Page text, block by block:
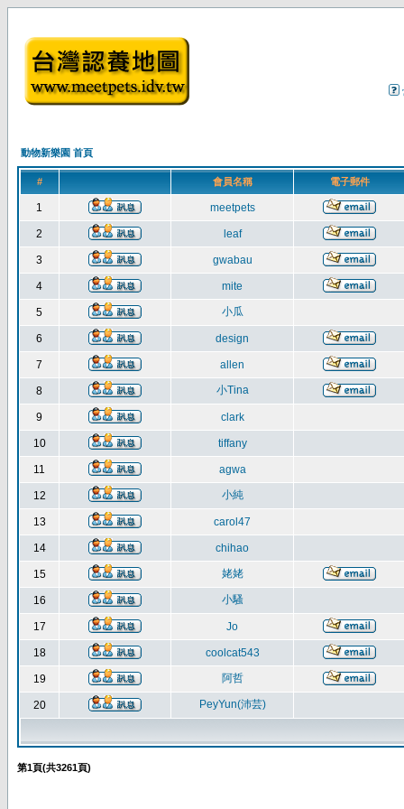
動物新樂園 首頁
# 會員名稱 電子郵件
1 meetpets
2 leaf
3 gwabau
4 mite
5 小瓜
6 design
7 allen
8 小Tina
9 clark
10 tiffany
11 agwa
12 小純
13 carol47
14 chihao
15 姥姥
16 小騷
17 Jo
18 coolcat543
19 阿哲
20 PeyYun(沛芸)
第1頁(共3261頁)